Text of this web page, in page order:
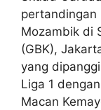
pertandingan
Mozambik di
(GBK),
yang
Liga 1
Macan